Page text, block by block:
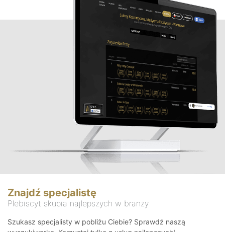
Znajdź specjalistę
Plebiscyt skupia najlepszych w branży
Szukasz specjalisty w pobliżu Ciebie? Sprawdź naszą